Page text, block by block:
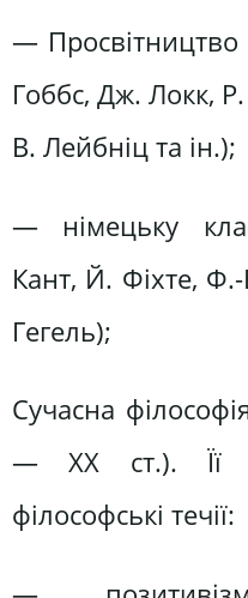
— Просвітництво
Гоббс, Дж. Локк,
В. Лейбніц та ін.);
— німецьку
Кант, Й. Фіхте,
Гегель);
Сучасна
— XX ст.). Її
філософські течії: